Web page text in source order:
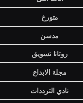
متورخ
مدسن
روتانا تسويق
مجلة الابداع
نادي الترددات